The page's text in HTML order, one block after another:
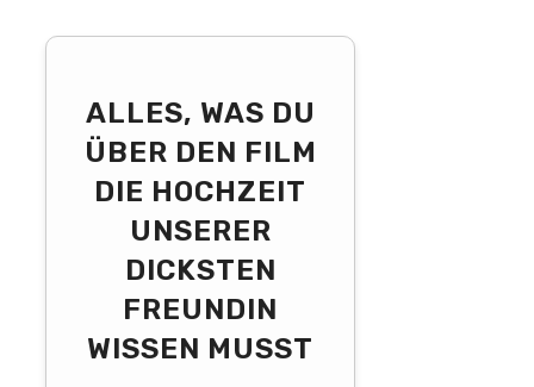
ALLES, WAS DU
ÜBER DEN FILM
DIE HOCHZEIT
UNSERER
DICKSTEN
FREUNDIN
WISSEN MUSST